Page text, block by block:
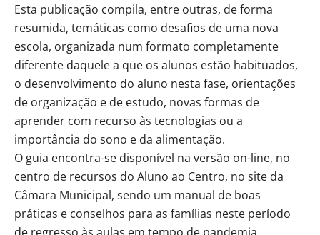
Esta publicação compila, entre outras, de forma
resumida, temáticas como desafios de uma nova
escola, organizada num formato completamente
diferente daquele a que os alunos estão habituados,
o desenvolvimento do aluno nesta fase, orientações
de organização e de estudo, novas formas de
aprender com recurso às tecnologias ou a
importância do sono e da alimentação.
O guia encontra-se disponível na versão on-line, no
centro de recursos do Aluno ao Centro, no site da
Câmara Municipal, sendo um manual de boas
práticas e conselhos para as famílias neste período